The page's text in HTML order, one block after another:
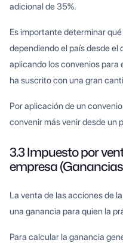
adicional de 35%.
Es importante determinar
dependiendo el país desde el
aplicando los convenios para
ha suscrito con una gran
Por aplicación de un
convenir más venir desde un
3.3 Impuesto por
empresa
La venta de las acciones de
una ganancia para quien la
Para calcular la ganancia